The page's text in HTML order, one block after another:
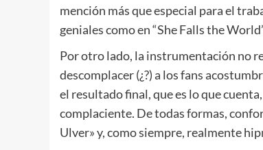
mención más que especial para el
geniales como en “She Falls the
Por otro lado, la instrumentación no
descomplacer (¿?) a los fans
el resultado final, que es lo que
complaciente. De todas formas,
Ulver» y, como siempre, realmente